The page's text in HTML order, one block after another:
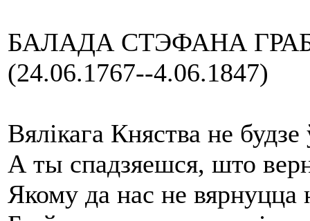
БАЛАДА СТЭФАНА
(24.06.1767--4.06.1847)
Вялікага Княства не
А ты спадзяешся, што
Якому да нас не вярнуцца